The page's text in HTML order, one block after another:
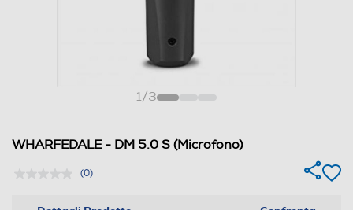
1/3
WHARFEDALE - DM 5.0 S (Microfono)
(0)